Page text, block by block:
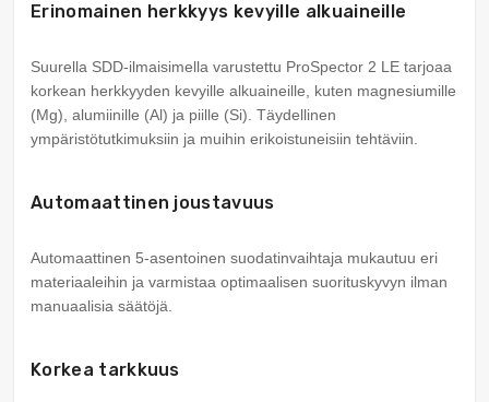
Erinomainen herkkyys kevyille alkuaineille
Suurella SDD-ilmaisimella varustettu ProSpector 2 LE tarjoaa
korkean herkkyyden kevyille alkuaineille, kuten magnesiumille
(Mg), alumiinille (Al) ja piille (Si). Täydellinen
ympäristötutkimuksiin ja muihin erikoistuneisiin tehtäviin.
Automaattinen joustavuus
Automaattinen 5-asentoinen suodatinvaihtaja mukautuu eri
materiaaleihin ja varmistaa optimaalisen suorituskyvyn ilman
manuaalisia säätöjä.
Korkea tarkkuus